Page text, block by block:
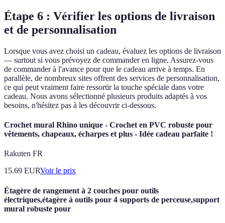
Étape 6 : Vérifier les options de livraison
et de personnalisation
Lorsque vous avez choisi un cadeau, évaluez les options de livraison
— surtout si vous prévoyez de commander en ligne. Assurez-vous
de commander à l'avance pour que le cadeau arrive à temps. En
parallèle, de nombreux sites offrent des services de personnalisation,
ce qui peut vraiment faire ressortir la touche spéciale dans votre
cadeau. Nous avons sélectionné plusieurs produits adaptés à vos
besoins, n'hésitez pas à les découvrir ci-dessous.
Crochet mural Rhino unique - Crochet en PVC robuste pour
vêtements, chapeaux, écharpes et plus - Idée cadeau parfaite !
Rakuten FR
15.69 EURVoir le prix
Étagère de rangement à 2 couches pour outils
électriques,étagère à outils pour 4 supports de perceuse,support
mural robuste pour